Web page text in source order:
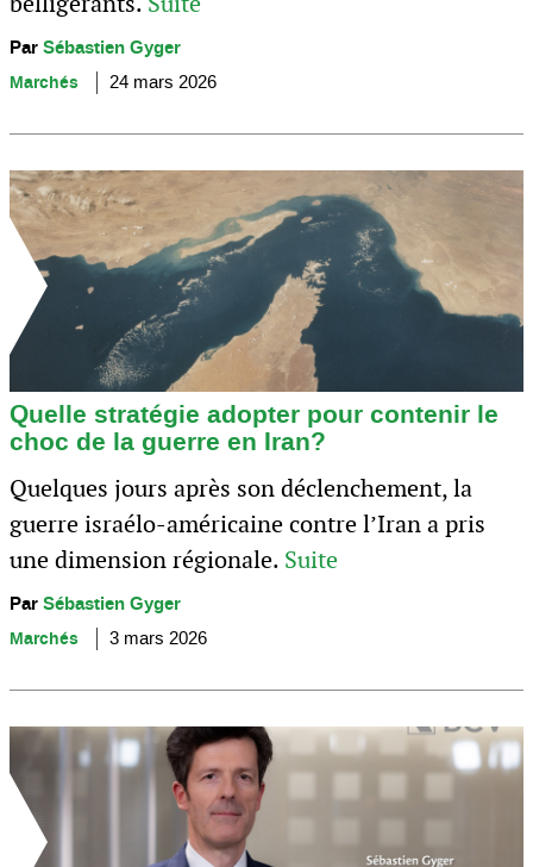
ParSébastien Gyger
Marchés
24 mars 2026
Quelle stratégie adopter pour contenir le
choc de la guerre en Iran?
Quelques jours après son déclenchement, la
guerre israélo-américaine contre l’Iran a pris
une dimension régionale. Suite
ParSébastien Gyger
Marchés
3 mars 2026